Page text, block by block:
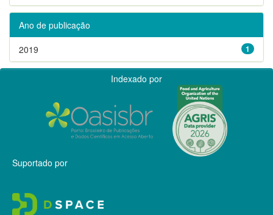
Ano de publicação
1
2019
Indexado por
Suportado por